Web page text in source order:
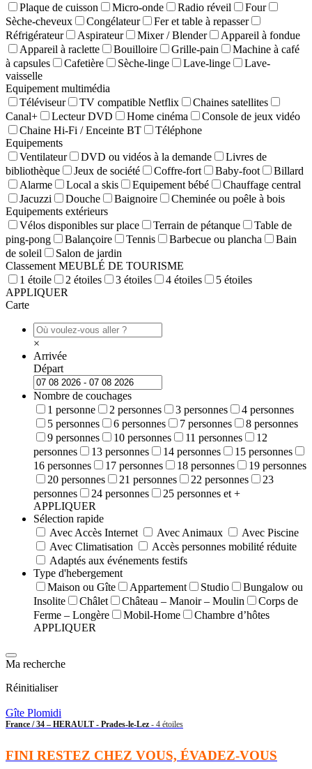
Plaque de cuisson
Micro-onde Radio réveil
Four
Sèche-cheveux
Congélateur
Fer et table à repasser
Réfrigérateur
Aspirateur Mixer / Blender
Appareil à fondue
Appareil à raclette
Bouilloire Grille-pain
Machine à café
à capsules
Cafetière Sèche-linge Lave-linge
Lave-
vaisselle
Equipement multimédia
Téléviseur
TV compatible Netflix
Chaines satellites
Canal+
Lecteur DVD Home cinéma
Console de jeux vidéo
Chaine Hi-Fi / Enceinte BT
Téléphone
Equipements
Ventilateur
DVD ou vidéos à la demande
Livres de
bibliothèque
Jeux de société Coffre-fort Baby-foot
Billard
Alarme
Local a skis Equipement bébé
Chauffage central
Jacuzzi
Douche Baignoire
Cheminée ou poêle à bois
Equipements extérieurs
Vélos disponibles sur place
Terrain de pétanque
Table de
ping-pong
Balançoire Tennis Barbecue ou plancha
Bain
de soleil
Salon de jardin
Classement MEUBLÉ DE TOURISME
1 étoile
2 étoiles 3 étoiles 4 étoiles
5 étoiles
APPLIQUER
Carte
×
Arrivée
Départ
Nombre de couchages
1 personne
2 personnes 3 personnes
4 personnes
5 personnes
6 personnes 7 personnes
8 personnes
9 personnes
10 personnes 11 personnes
12
personnes
13 personnes 14 personnes
15 personnes
16 personnes
17 personnes 18 personnes
19 personnes
20 personnes
21 personnes 22 personnes
23
personnes
24 personnes
25 personnes et +
APPLIQUER
Sélection rapide
Avec Accès Internet
Avec Animaux
Avec Piscine
Avec Climatisation
Accès personnes mobilité réduite
Adaptés aux événements festifs
Type d'hebergement
Maison ou Gîte
Appartement Studio
Bungalow ou
Insolite
Châlet Château – Manoir – Moulin
Corps de
Ferme – Longère
Mobil-Home
Chambre d’hôtes
APPLIQUER
Ma recherche
Réinitialiser
Gîte Plomidi
France / 34 – HERAULT - Prades-le-Lez - 4 étoiles
FINI RESTEZ CHEZ VOUS, ÉVADEZ-VOUS